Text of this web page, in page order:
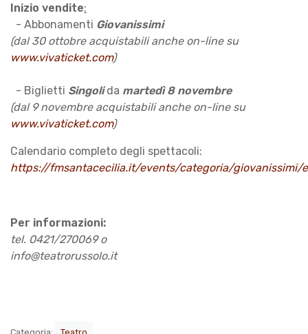
Inizio vendite:
- Abbonamenti Giovanissimi
(dal 30 ottobre acquistabili anche on-line su
www.vivaticket.com)
- Biglietti Singolida martedì 8 novembre
(dal 9 novembre acquistabili anche on-line su
www.vivaticket.com)
Calendario completo degli spettacoli:
https://fmsantacecilia.it/events/categoria/giovanissimi/
Per informazioni:
tel. 0421/270069 o
info@teatrorussolo.it